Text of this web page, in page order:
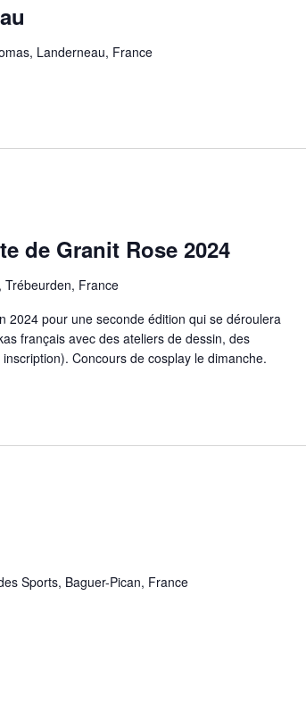
Landerneau, France
de Granit Rose 2024
Trébeurden, France
2024 pour une seconde édition qui se déroulera
français avec des ateliers de dessin, des
Concours de cosplay le dimanche.
Sports, Baguer-Pican, France